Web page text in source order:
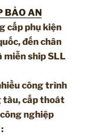
BẢO AN
cấp phụ kiện
đến chân
miễn ship SLL
công trình
tàu, cấp thoát
nghiệp